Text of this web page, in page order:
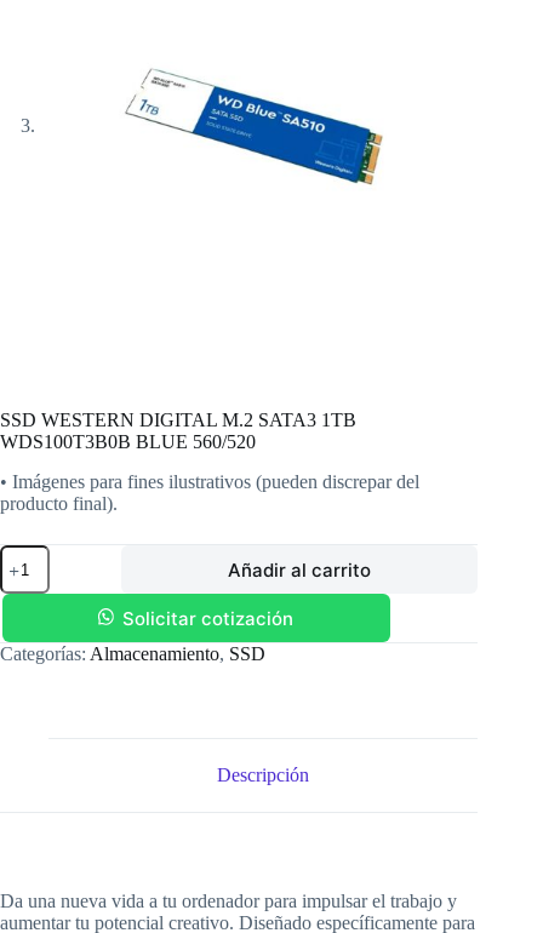
SSD WESTERN DIGITAL M.2 SATA3 1TB
WDS100T3B0B BLUE 560/520
• Imágenes para fines ilustrativos (pueden discrepar del
producto final).
SSD
WESTERN
DIGITAL
SATA3
1TB
cantidad
Añadir al carrito
Solicitar cotización
Categorías: Almacenamiento, SSD
Descripción
Da una nueva vida a tu ordenador para impulsar el trabajo y
aumentar tu potencial creativo. Diseñado específicamente para